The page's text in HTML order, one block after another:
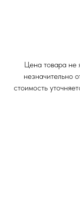
Цена товара не
незначительно
стоимость